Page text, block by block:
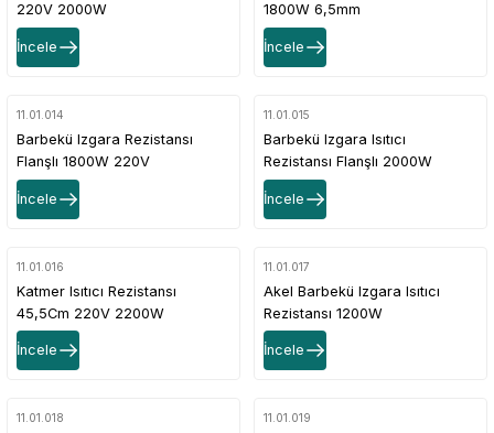
220V 2000W
İncele
1800W 6,5mm
İncele
11.01.014
Barbekü Izgara Rezistansı
Flanşlı 1800W 220V
İncele
11.01.015
Barbekü Izgara Isıtıcı
Rezistansı Flanşlı 2000W
İncele
11.01.016
Katmer Isıtıcı Rezistansı
45,5Cm 220V 2200W
İncele
11.01.017
Akel Barbekü Izgara Isıtıcı
Rezistansı 1200W
İncele
11.01.018 11.01.019